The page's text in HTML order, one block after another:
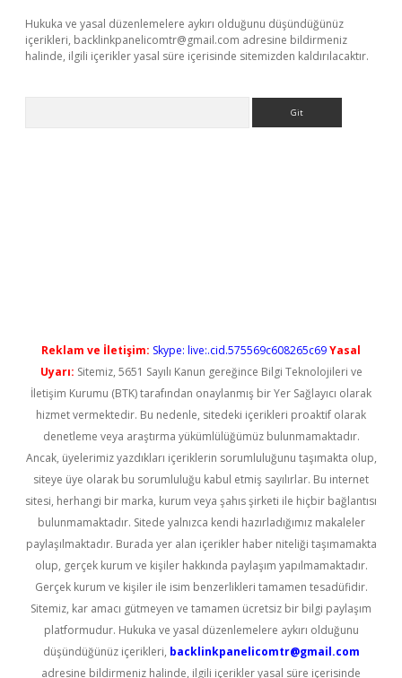
Hukuka ve yasal düzenlemelere aykırı olduğunu düşündüğünüz
içerikleri, backlinkpanelicomtr@gmail.com adresine bildirmeniz
halinde, ilgili içerikler yasal süre içerisinde sitemizden kaldırılacaktır.
Reklam ve İletişim: Skype: live:.cid.575569c608265c69Yasal
Uyarı: Sitemiz, 5651 Sayılı Kanun gereğince Bilgi Teknolojileri ve
İletişim Kurumu (BTK) tarafından onaylanmış bir Yer Sağlayıcı olarak
hizmet vermektedir. Bu nedenle, sitedeki içerikleri proaktif olarak
denetleme veya araştırma yükümlülüğümüz bulunmamaktadır.
Ancak, üyelerimiz yazdıkları içeriklerin sorumluluğunu taşımakta olup,
siteye üye olarak bu sorumluluğu kabul etmiş sayılırlar. Bu internet
sitesi, herhangi bir marka, kurum veya şahıs şirketi ile hiçbir bağlantısı
bulunmamaktadır. Sitede yalnızca kendi hazırladığımız makaleler
paylaşılmaktadır. Burada yer alan içerikler haber niteliği taşımamakta
olup, gerçek kurum ve kişiler hakkında paylaşım yapılmamaktadır.
Gerçek kurum ve kişiler ile isim benzerlikleri tamamen tesadüfidir.
Sitemiz, kar amacı gütmeyen ve tamamen ücretsiz bir bilgi paylaşım
platformudur. Hukuka ve yasal düzenlemelere aykırı olduğunu
düşündüğünüz içerikleri, backlinkpanelicomtr@gmail.com
adresine bildirmeniz halinde, ilgili içerikler yasal süre içerisinde